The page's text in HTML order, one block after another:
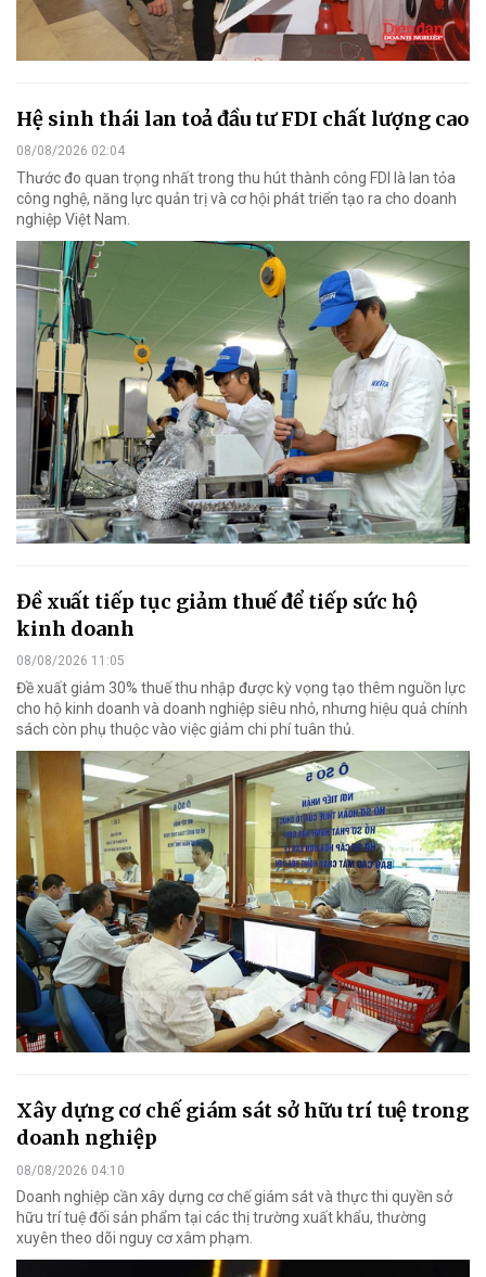
Hệ sinh thái lan toả đầu tư FDI chất lượng cao
08/08/2026 02:04
Thước đo quan trọng nhất trong thu hút thành công FDI là lan tỏa
công nghệ, năng lực quản trị và cơ hội phát triển tạo ra cho doanh
nghiệp Việt Nam.
Đề xuất tiếp tục giảm thuế để tiếp sức hộ
kinh doanh
08/08/2026 11:05
Đề xuất giảm 30% thuế thu nhập được kỳ vọng tạo thêm nguồn lực
cho hộ kinh doanh và doanh nghiệp siêu nhỏ, nhưng hiệu quả chính
sách còn phụ thuộc vào việc giảm chi phí tuân thủ.
Xây dựng cơ chế giám sát sở hữu trí tuệ trong
doanh nghiệp
08/08/2026 04:10
Doanh nghiệp cần xây dựng cơ chế giám sát và thực thi quyền sở
hữu trí tuệ đối sản phẩm tại các thị trường xuất khẩu, thường
xuyên theo dõi nguy cơ xâm phạm.